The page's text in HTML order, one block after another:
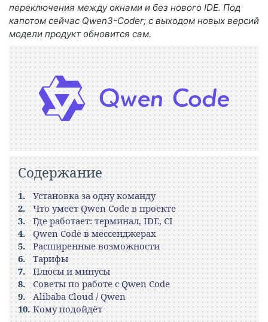
переключения между окнами и без нового IDE. Под
капотом сейчас Qwen3-Coder; с выходом новых версий
модели продукт обновится сам.
Содержание
Установка за одну команду
Что умеет Qwen Code в проекте
Где работает: терминал, IDE, CI
Qwen Code в мессенджерах
Расширенные возможности
Тарифы
Плюсы и минусы
Советы по работе с Qwen Code
Alibaba Cloud / Qwen
Кому подойдёт